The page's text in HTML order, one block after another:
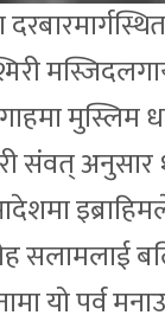
मुस्लिम
संवत् अनुसार
सलामलाई
यो पर्व